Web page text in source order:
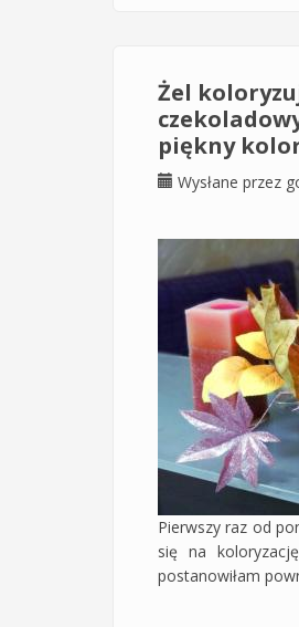
Żel
piękny
Wysłane przez
Pierwszy raz od
się na
postanowiłam